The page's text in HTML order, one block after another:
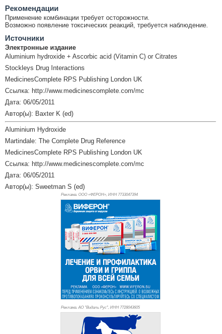
Рекомендации
Применение комбинации требует осторожности.
Возможно появление токсических реакций, требуется наблюдение.
Источники
Электронные издание
Aluminium hydroxide + Ascorbic acid (Vitamin C) or Citrates
Stockleys Drug Interactions
MedicinesComplete RPS Publishing London UK
Ссылка: http://www.medicinescomplete.com/mc
Дата: 06/05/2011
Автор(ы): Baxter K (ed)
Aluminium Hydroxide
Martindale: The Complete Drug Reference
MedicinesComplete RPS Publishing London UK
Ссылка: http://www.medicinescomplete.com/mc
Дата: 06/05/2011
Автор(ы): Sweetman S (ed)
Реклама. ООО «ФЕРОН», ИНН 7733047394
Реклама. АО "Видаль Рус", ИНН 7728043605